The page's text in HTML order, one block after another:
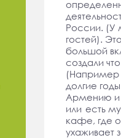
России. (У
гостей).
большой
создали
(Например
долгие
Армению и
или есть
кафе, где
ухаживает